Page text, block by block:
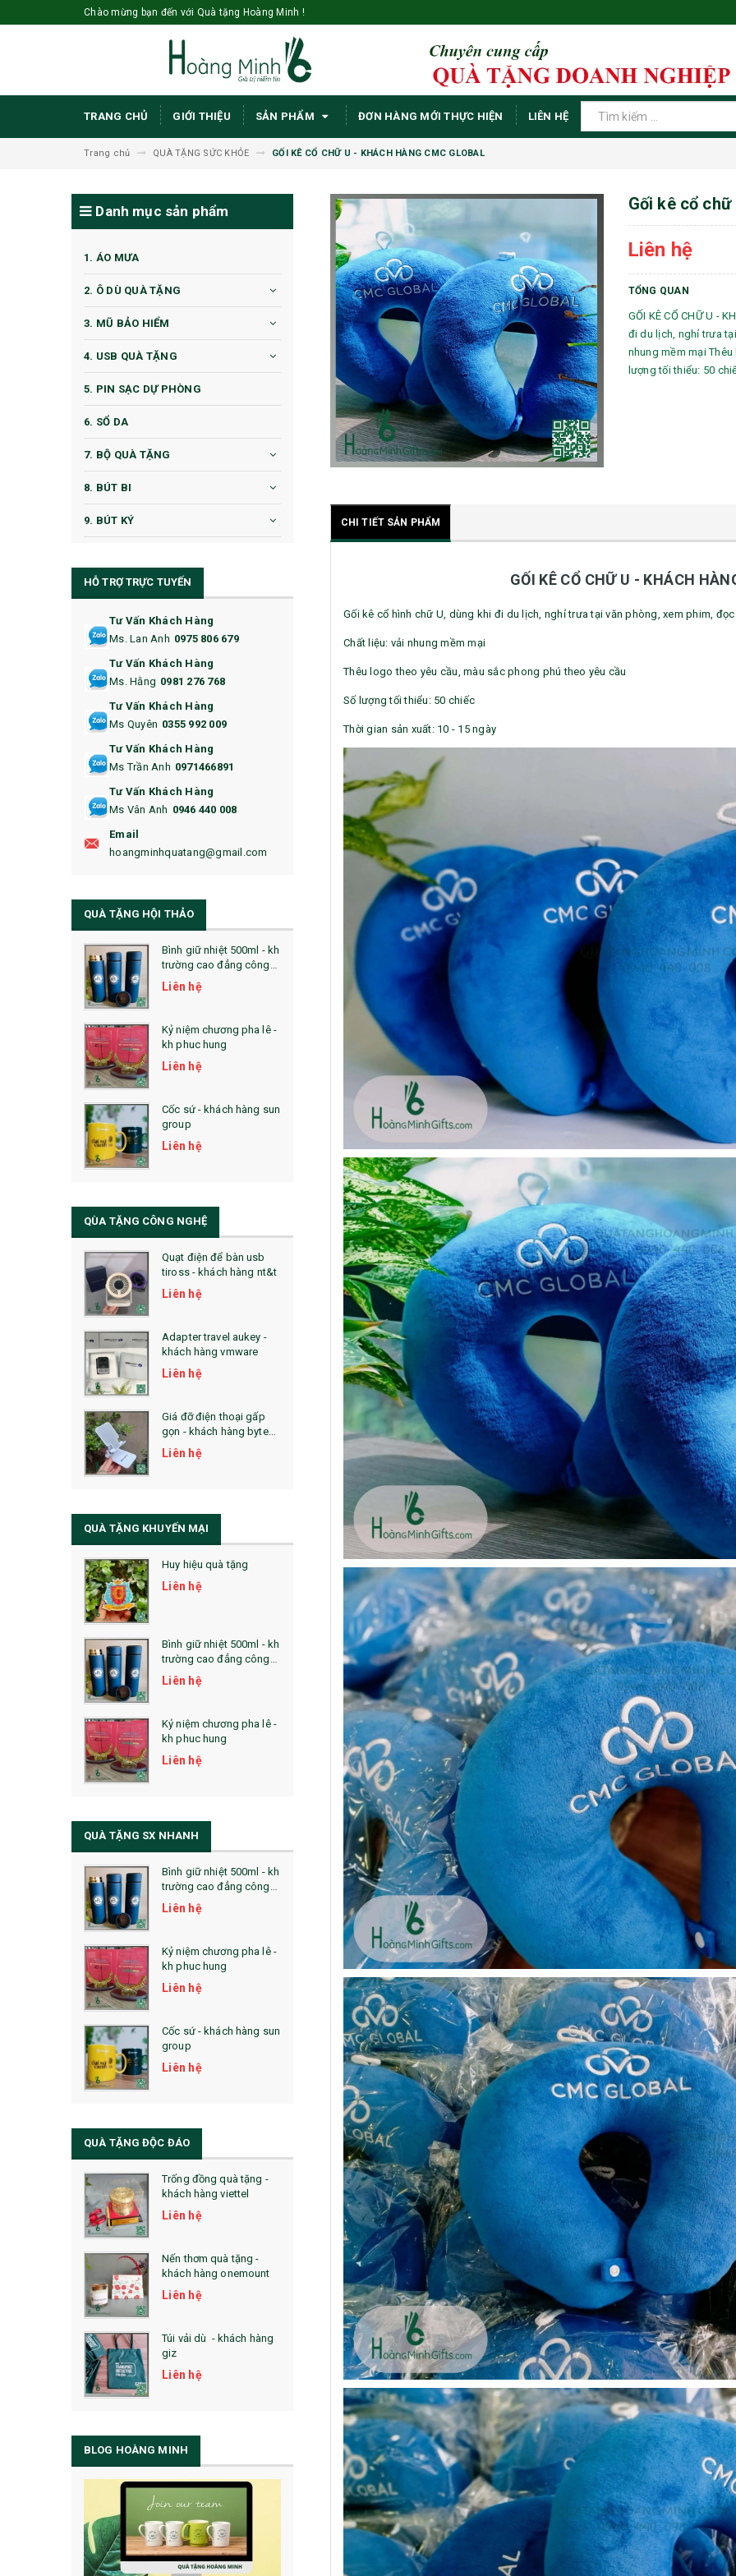
Chào mừng bạn đến với Quà tặng Hoàng Minh !
TRANG CHỦ GIỚI THIỆU SẢN PHẨM ĐƠN HÀNG MỚI THỰC HIỆN LIÊN HỆ
Trang chủ QUÀ TẶNG SỨC KHỎE GỐI KÊ CỔ CHỮ U - KHÁCH HÀNG CMC GLOBAL
Gối kê cổ
Liên hệ
TỔNG QUAN
GỐI KÊ CỔ CHỮ U -
đi du lịch, nghỉ trưa
nhung mềm mại
lượng tối thiểu: 50
CHI TIẾT SẢN PHẨM
GỐI KÊ CỔ CHỮ U - KHÁCH
Gối kê cổ hình chữ U, dùng khi đi du lịch, nghỉ trưa tại văn phòng, xem phim,
Chất liệu: vải nhung mềm mại
Thêu logo theo yêu cầu, màu sắc phong phú theo yêu cầu
Số lượng tối thiểu: 50 chiếc
Thời gian sản xuất: 10 - 15 ngày
Danh mục sản phẩm
1. ÁO MƯA
2. Ô DÙ QUÀ TẶNG
3. MŨ BẢO HIỂM
4. USB QUÀ TẶNG
5. PIN SẠC DỰ PHÒNG
6. SỔ DA
7. BỘ QUÀ TẶNG
8. BÚT BI
9. BÚT KÝ
11. CỐC/BÌNH GIỮ NHIỆT
12. BÌNH NƯỚC
14. HỘP/VÍ ĐỰNG NAMECARD
15. BỘ BẤM MÓNG
16. BAO HỘ CHIẾU
18. ẤM CHÉN QUÀ TẶNG
19. ĐỒNG HỒ TREO TƯỜNG
22. ĐỒNG HỒ ĐỂ BÀN
23. QÙA TẶNG ĐỘC ĐÁO
24. QÙA TẶNG PHA LÊ
25. QUÀ TẶNG GLASSLOCK
26. QUÀ TẶNG LUMINARC
28. BỘ ĐỒ ĂN CAO CẤP
29. MÓC KHOÁ
31. TÚI VẢI KHÔNG DỆT
33. MŨ LƯỠI TRAI
36. QUẠT NHỰA QUẢNG CÁO
QUÀ TẶNG KHUYẾN MẠI
QUÀ TẶNG SX NHANH
QUÀ TẶNG HỘI THẢO
QUÀ TẶNG CÔNG NGHỆ
SẢN PHẨM ĐÃ THỰC HIỆN
QUÀ TẶNG SỨC KHỎE
La Fonte
Sổ Sạc Đa Năng
Sổ Lò Xo
HỖ TRỢ TRỰC TUYẾN
Tư Vấn Khách Hàng
Ms. Lan Anh 0975 806 679
Tư Vấn Khách Hàng
Ms. Hằng 0981 276 768
Tư Vấn Khách Hàng
Ms Quyên 0355 992 009
Tư Vấn Khách Hàng
Ms Trần Anh 0971466891
Tư Vấn Khách Hàng
Ms Vân Anh 0946 440 008
Email
hoangminhquatang@gmail.com
QUÀ TẶNG HỘI THẢO
Bình giữ nhiệt 500ml - kh
trường cao đẳng công
nghệ bách khoa hà nội
Liên hệ
Kỷ niệm chương pha lê -
kh phuc hung
Liên hệ
Cốc sứ - khách hàng sun
group
Liên hệ
Bộ sổ bút cao cấp -
Pin sạc dự phòng hoco
j82 10.000mah - khách
hàng nam thắng
Liên hệ
Ô gấp 3 bán tự động -
kh viags
Liên hệ
Bình thủy tinh lọc trà -
khách hàng div
Bình nước thủy tinh có
dây xách
Liên hệ
Cốc giữ nhiệt 500ml
Liên hệ
QÙA TẶNG CÔNG NGHỆ
Quạt điện để bàn usb
tiross - khách hàng nt&t
Liên hệ
Adapter travel aukey -
khách hàng vmware
Liên hệ
Giá đỡ điện thoại gấp
gọn - khách hàng byte
plus
Liên hệ
Đế để ipad remax rm
600 in logo theo yêu cầu
Liên hệ
Bộ quà tặng công nghệ
baseus - khách hàng
alphare
Liên hệ
Lót chuột in logo -
khách hàng vtc online
Liên hệ
Chuột không dây 2.4g
hoco gm14 - cscv2025
Liên hệ
Pin sạc hoco j108 -
khách hàng nt&t
Liên hệ
Lót chuột in logo -
khách hàng commvault
Liên hệ
QUÀ TẶNG KHUYẾN MẠI
Huy hiệu quà tặng
Liên hệ
Bình giữ nhiệt 500ml - kh
trường cao đẳng công
nghệ bách khoa hà nội
Liên hệ
Kỷ niệm chương pha lê -
kh phuc hung
Liên hệ
Cốc sứ - khách hàng sun
group
Liên hệ
Pin sạc dự phòng hoco
j82 10.000mah - khách
hàng nam thắng
Liên hệ
Ô gấp 3 bán tự động -
kh viags
Liên hệ
Bình thủy tinh lọc trà -
khách hàng div
Liên hệ
Bình nước thủy tinh có
dây xách
Liên hệ
Cốc giữ nhiệt 500ml
Liên hệ
QUÀ TẶNG SX NHANH
Bình giữ nhiệt 500ml - kh
trường cao đẳng công
nghệ bách khoa hà nội
Liên hệ
Kỷ niệm chương pha lê -
kh phuc hung
Liên hệ
Cốc sứ - khách hàng sun
group
Liên hệ
Bộ sổ bút cao cấp -
khách hàng evs
Liên hệ
Pin sạc dự phòng hoco
j82 10.000mah - khách
hàng nam thắng
Liên hệ
Bình nước thủy tinh có
dây xách
Liên hệ
Cốc giữ nhiệt 500ml
Liên hệ
Pin sạc dự phòng hoco
j82 10.000mah - khách
hàng synnex fpt
Liên hệ
Hộp namecard kim loại
khắc logo
Liên hệ
QUÀ TẶNG ĐỘC ĐÁO
Trống đồng quà tặng -
khách hàng viettel
Liên hệ
Nến thơm quà tặng -
khách hàng onemount
Liên hệ
Túi vải dù - khách hàng
giz
Liên hệ
Hộp da cao cấp đựng
rượu
Liên hệ
Mũ bảo hộ hàn quốc
sseda - onehousing
Liên hệ
Vòng đeo tay cao su in
logo - khách hàng sun
Liên hệ
Loa bluetooth
soundcore ace a1 a3151
- kh cmc corporation
Liên hệ
Loa bluetooth kimiso
bs02 - kh vicem
Liên hệ
Móc khóa mica dẻo -
khách hàng viện quản trị
kinh doanh
Liên hệ
BLOG HOÀNG MINH